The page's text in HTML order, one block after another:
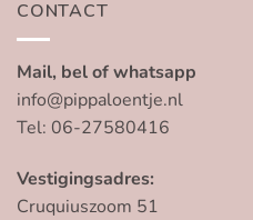
CONTACT
Mail, bel of whatsapp
info@pippaloentje.nl
Tel: 06-27580416
Vestigingsadres:
Cruquiuszoom 51